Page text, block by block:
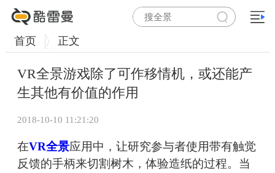
首页 正文
VR全景游戏除了可作移情机，或还能产
生其他有价值的作用
2018-10-10 11:21:20
在VR全景应用中，让研究参与者使用带有触觉
反馈的手柄来切割树木，体验造纸的过程。当